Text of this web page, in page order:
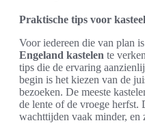
Praktische tips voor
Voor iedereen die van plan
Engeland kastelen te
tips die de ervaring
begin is het kiezen van de
bezoeken. De meeste
de lente of de vroege herfst.
wachttijden vaak minder, en